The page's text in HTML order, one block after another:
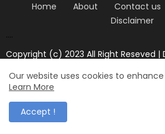
Home About Contact us
Disclaimer
....
Copyright (c) 2023 All Right Reseved |
Design by -
|
Our website uses cookies to
Learn More
Accept !